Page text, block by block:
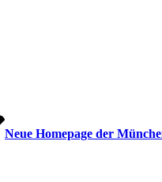
Neue Homepage der